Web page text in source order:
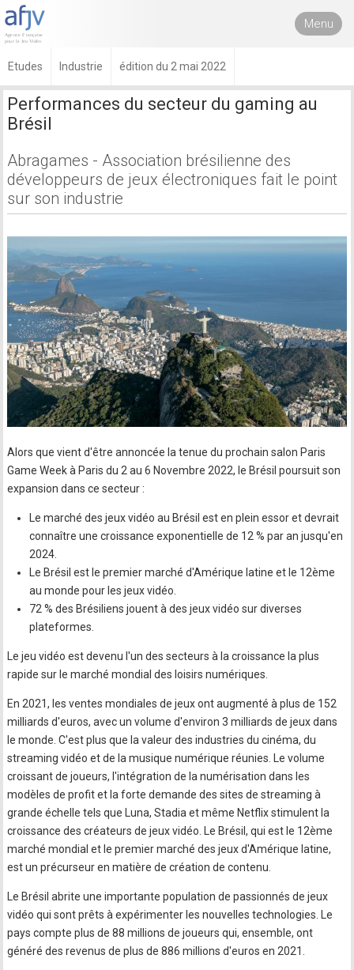
Menu
Etudes Industrie édition du 2 mai 2022
Performances du secteur du gaming au
Brésil
Abragames - Association brésilienne des
développeurs de jeux électroniques fait le point
sur son industrie
Alors que vient d'être annoncée la tenue du prochain salon Paris
Game Week à Paris du 2 au 6 Novembre 2022, le Brésil poursuit son
expansion dans ce secteur :
Le marché des jeux vidéo au Brésil est en plein essor et devrait
connaître une croissance exponentielle de 12 % par an jusqu'en
2024.
Le Brésil est le premier marché d'Amérique latine et le 12ème
au monde pour les jeux vidéo.
72 % des Brésiliens jouent à des jeux vidéo sur diverses
plateformes.
Le jeu vidéo est devenu l'un des secteurs à la croissance la plus
rapide sur le marché mondial des loisirs numériques.
En 2021, les ventes mondiales de jeux ont augmenté à plus de 152
milliards d'euros, avec un volume d'environ 3 milliards de jeux dans
le monde. C'est plus que la valeur des industries du cinéma, du
streaming vidéo et de la musique numérique réunies. Le volume
croissant de joueurs, l'intégration de la numérisation dans les
modèles de profit et la forte demande des sites de streaming à
grande échelle tels que Luna, Stadia et même Netflix stimulent la
croissance des créateurs de jeux vidéo. Le Brésil, qui est le 12ème
marché mondial et le premier marché des jeux d'Amérique latine,
est un précurseur en matière de création de contenu.
Le Brésil abrite une importante population de passionnés de jeux
vidéo qui sont prêts à expérimenter les nouvelles technologies. Le
pays compte plus de 88 millions de joueurs qui, ensemble, ont
généré des revenus de plus de 886 millions d'euros en 2021.